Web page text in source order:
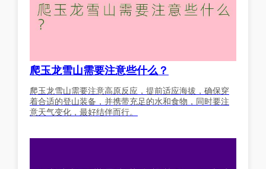
爬玉龙雪山需要注意些什么？
爬玉龙雪山需要注意高原反应，提前适应海拔，确保穿
着合适的登山装备，并携带充足的水和食物，同时要注
意天气变化，最好结伴而行。